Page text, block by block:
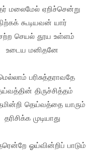
மலைமேல் ஏறிச்சென்று
கூடியவன் யார்
செயல் தூய உள்ளம்
உடைய மனிதனே
பரிசுத்தராவதே
திருச்சித்தம்
தெய்வத்தை யாரும்
தரிசிக்க முடியாது
ஓய்வின்றிப் பாடும்